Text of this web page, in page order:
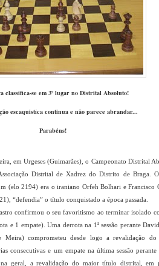
classifica-se em 3º lugar no Distrital Absoluto!
escaquistíca continua e não parece abrandar...
Parabéns!
em Urgeses (Guimarães), o Campeonato Distrital
Distrital de Xadrez do Distrito de Braga.
(elo 2194) era o iraniano Orfeh Bolhari e Francisco
“defendia” o título conquistado a época passada.
confirmou o seu favoritismo ao terminar isolado
e 1 empate). Uma derrota na 1ª sessão perante
Meira) comprometeu desde logo a revalidação do
consecutivas e um empate na última sessão perante
geral, a revalidação do maior título distrital, em